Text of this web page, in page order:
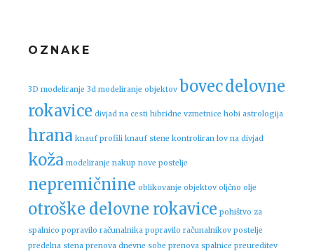
OZNAKE
3D modeliranje 3d modeliranje objektov bovecdelovne
rokavice divjad na cesti hibridne vzmetnice hobi astrologija
hrana knauf profili knauf stene kontroliran lov na divjad
koža modeliranje nakup nove postelje
nepremičnine oblikovanje objektov oljčno olje
otroške delovne rokavice pohištvo za
spalnico popravilo računalnika popravilo računalnikov postelje
predelna stena prenova dnevne sobe prenova spalnice preureditev